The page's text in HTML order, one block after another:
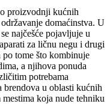
proizvodnji kućnih
domaćinstva. U
najčešće pojavljuje u
za ličnu negu i drugi
tome što kombinuje
a njihova ponuda
potrebama
u oblasti kućnih
mestima koja nude tehniku